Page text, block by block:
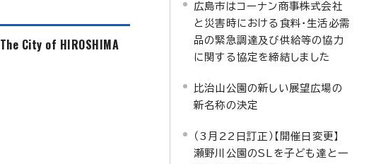
The City of HIROSHIMA
広島市はコーナン商事株式会社
と災害時における食料・生活必需
品の緊急調達及び供給等の協力
に関する協定を締結しました
比治山公園の新しい展望広場の
新名称の決定
（3月22日訂正）【開催日変更】
瀬野川公園のSLを子ども達と一